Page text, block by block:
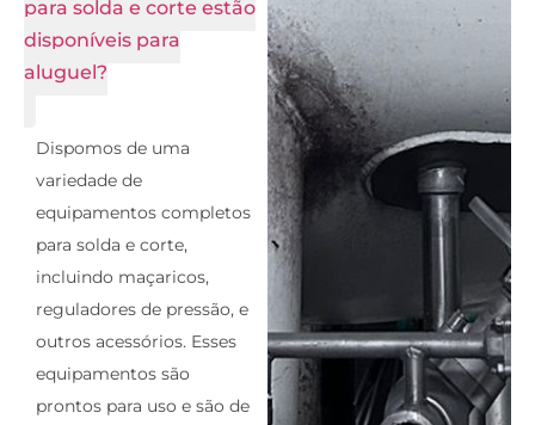
para solda e corte estão
disponíveis para
aluguel?
Dispomos de uma
variedade de
equipamentos completos
para solda e corte,
incluindo maçaricos,
reguladores de pressão, e
outros acessórios. Esses
equipamentos são
prontos para uso e são de